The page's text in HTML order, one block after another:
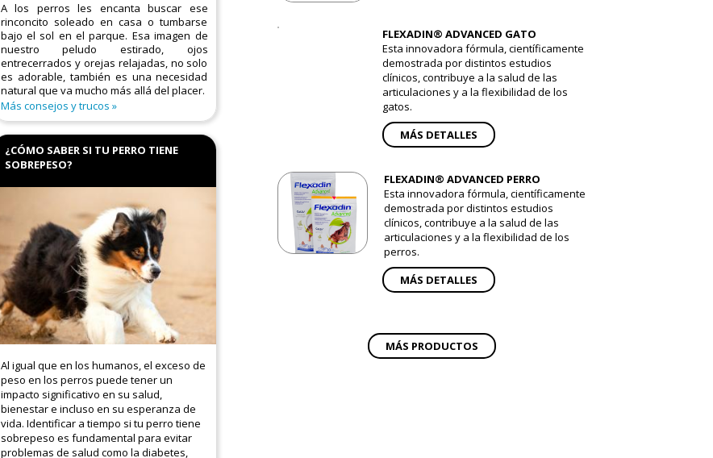
A los perros les encanta buscar ese
rinconcito soleado en casa o tumbarse
bajo el sol en el parque. Esa imagen de
nuestro peludo estirado, ojos
entrecerrados y orejas relajadas, no solo
es adorable, también es una necesidad
natural que va mucho más allá del placer.
Más consejos y trucos
¿CÓMO SABER SI TU PERRO TIENE
SOBREPESO?
Al igual que en los humanos, el exceso de
peso en los perros puede tener un
impacto significativo en su salud,
bienestar e incluso en su esperanza de
vida. Identificar a tiempo si tu perro tiene
sobrepeso es fundamental para evitar
problemas de salud como la diabetes,
FLEXADIN® ADVANCED GATO
Esta innovadora fórmula, científicamente
demostrada por distintos estudios
clínicos, contribuye a la salud de las
articulaciones y a la flexibilidad de los
gatos.
MÁS DETALLES
FLEXADIN® ADVANCED PERRO
Esta innovadora fórmula, científicamente
demostrada por distintos estudios
clínicos, contribuye a la salud de las
articulaciones y a la flexibilidad de los
perros.
MÁS DETALLES
MÁS PRODUCTOS